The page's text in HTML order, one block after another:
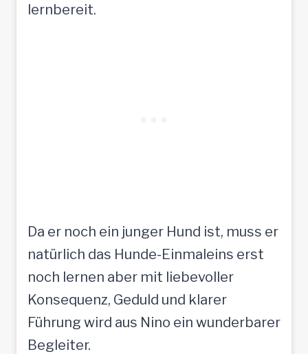
lernbereit.
Da er noch ein junger Hund ist, muss er
natürlich das Hunde-Einmaleins erst
noch lernen aber mit liebevoller
Konsequenz, Geduld und klarer
Führung wird aus Nino ein wunderbarer
Begleiter.